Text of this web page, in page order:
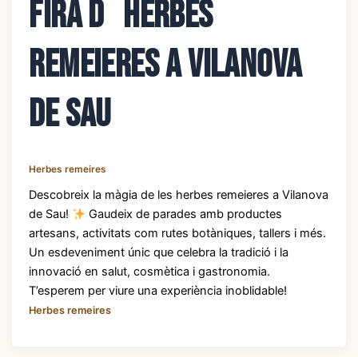
Fira d´herbes
remeieres a Vilanova
de Sau
Herbes remeires
Descobreix la màgia de les herbes remeieres a Vilanova
de Sau!
Gaudeix de parades amb productes
artesans, activitats com rutes botàniques, tallers i més.
Un esdeveniment únic que celebra la tradició i la
innovació en salut, cosmètica i gastronomia.
T’esperem per viure una experiència inoblidable!
Herbes remeires